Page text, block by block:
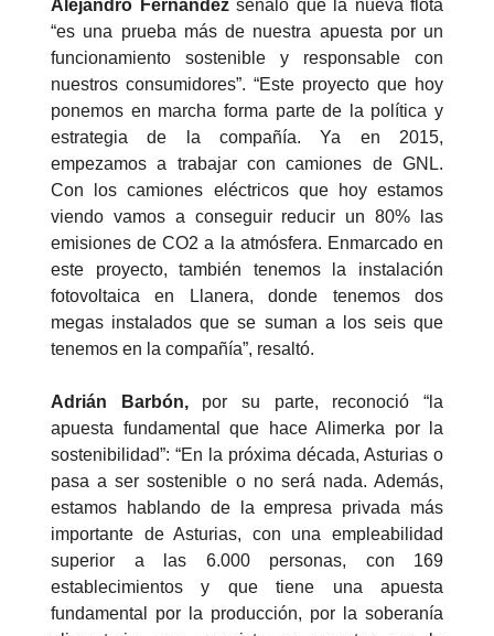
Alejandro Fernándezseñaló que la nueva flota
“es una prueba más de nuestra apuesta por un
funcionamiento sostenible y responsable con
nuestros consumidores”. “Este proyecto que hoy
ponemos en marcha forma parte de la política y
estrategia de la compañía. Ya en 2015,
empezamos a trabajar con camiones de GNL.
Con los camiones eléctricos que hoy estamos
viendo vamos a conseguir reducir un 80% las
emisiones de CO2 a la atmósfera. Enmarcado en
este proyecto, también tenemos la instalación
fotovoltaica en Llanera, donde tenemos dos
megas instalados que se suman a los seis que
tenemos en la compañía”, resaltó.
Adrián Barbón, por su parte, reconoció “la
apuesta fundamental que hace Alimerka por la
sostenibilidad”: “En la próxima década, Asturias o
pasa a ser sostenible o no será nada. Además,
estamos hablando de la empresa privada más
importante de Asturias, con una empleabilidad
superior a las 6.000 personas, con 169
establecimientos y que tiene una apuesta
fundamental por la producción, por la soberanía